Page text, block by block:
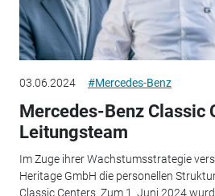
03.06.2024 #Mercedes-Benz
Mercedes-Benz Classic
Leitungsteam
Im Zuge ihrer Wachstumsstrategie
Heritage GmbH die personellen
Classic Centers. Zum 1. Juni 2024